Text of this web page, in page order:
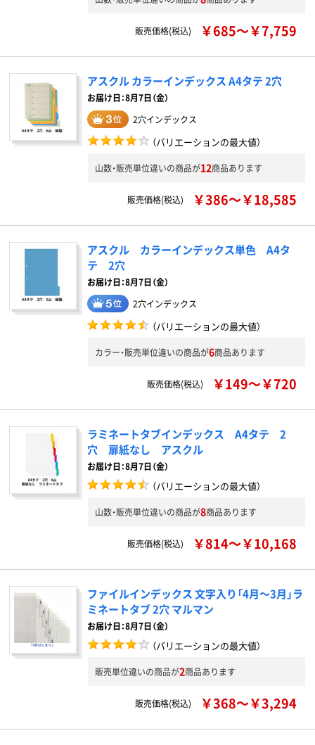
販売価格(税込) ￥685～￥7,759
アスクル カラーインデックス A4タテ 2穴
お届け日：8月7日（金）
2穴インデックス
（バリエーションの最大値）
山数・販売単位違いの商品が12商品あります
販売価格(税込) ￥386～￥18,585
アスクル カラーインデックス単色 A4タ
テ 2穴
お届け日：8月7日（金）
2穴インデックス
（バリエーションの最大値）
カラー・販売単位違いの商品が6商品あります
販売価格(税込) ￥149～￥720
ラミネートタブインデックス A4タテ 2
穴 扉紙なし アスクル
お届け日：8月7日（金）
（バリエーションの最大値）
山数・販売単位違いの商品が8商品あります
販売価格(税込) ￥814～￥10,168
ファイルインデックス 文字入り「4月～3月」ラ
ミネートタブ 2穴 マルマン
お届け日：8月7日（金）
（バリエーションの最大値）
販売単位違いの商品が2商品あります
販売価格(税込) ￥368～￥3,294